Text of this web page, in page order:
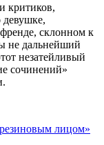
критиков,
склонном к
не дальнейший
незатейливый
сочинений»